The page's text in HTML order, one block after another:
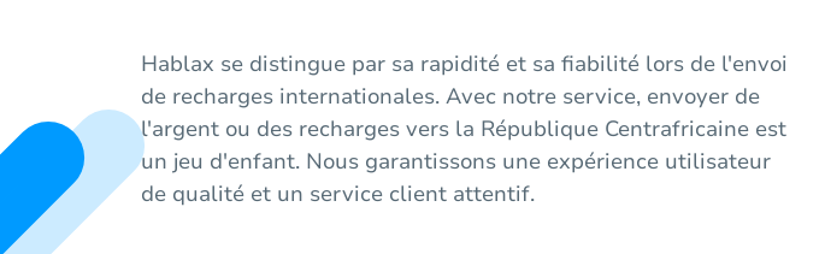
Hablax se distingue par sa rapidité et sa fiabilité lors de l'envoi
de recharges internationales. Avec notre service, envoyer de
l'argent ou des recharges vers la République Centrafricaine est
un jeu d'enfant. Nous garantissons une expérience utilisateur
de qualité et un service client attentif.